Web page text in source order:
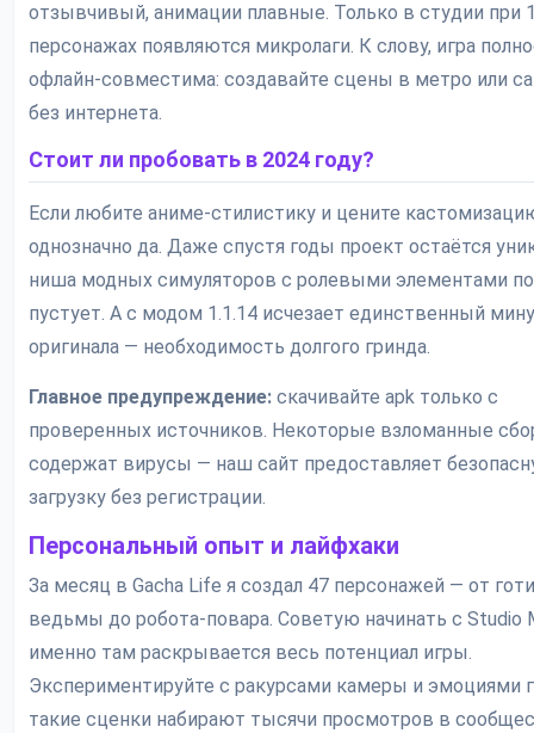
отзывчивый, анимации плавные. Только в студии при
персонажах появляются микролаги. К слову, игра
офлайн-совместима: создавайте сцены в метро или
без интернета.
Стоит ли пробовать в 2024 году?
Если любите аниме-стилистику и цените
однозначно да. Даже спустя годы проект остаётся
ниша модных симуляторов с ролевыми элементами
пустует. А с модом 1.1.14 исчезает единственный
оригинала — необходимость долгого гринда.
Главное предупреждение: скачивайте apk только с
проверенных источников. Некоторые взломанные
содержат вирусы — наш сайт предоставляет
загрузку без регистрации.
Персональный опыт и лайфхаки
За месяц в Gacha Life я создал 47 персонажей — от
ведьмы до робота-повара. Советую начинать с Studio
именно там раскрывается весь потенциал игры.
Экспериментируйте с ракурсами камеры и эмоциями
такие сценки набирают тысячи просмотров в